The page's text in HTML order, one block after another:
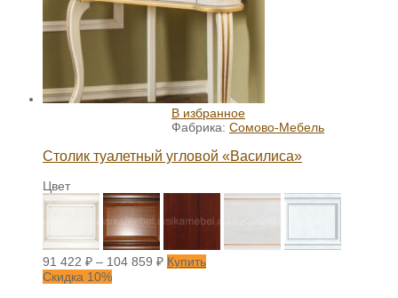
В избранное
Фабрика: Сомово-Мебель
Столик туалетный угловой «Василиса»
Цвет
91 422 ₽ – 104 859 ₽ Купить
Скидка 10%